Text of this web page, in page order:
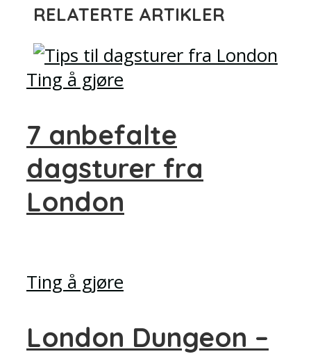
RELATERTE ARTIKLER
Ting å gjøre
7 anbefalte
dagsturer fra
London
Ting å gjøre
London Dungeon –